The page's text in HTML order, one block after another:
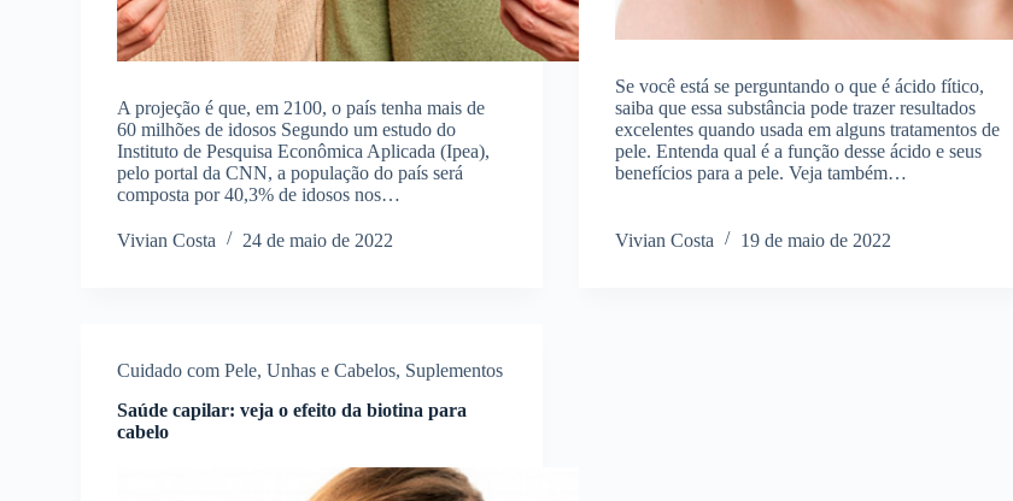
A projeção é que, em 2100, o país tenha mais de
60 milhões de idosos Segundo um estudo do
Instituto de Pesquisa Econômica Aplicada (Ipea),
pelo portal da CNN, a população do país será
composta por 40,3% de idosos nos…
Vivian Costa 24 de maio de 2022
Se você está se perguntando o que é ácido fítico,
saiba que essa substância pode trazer resultados
excelentes quando usada em alguns tratamentos de
pele. Entenda qual é a função desse ácido e seus
benefícios para a pele. Veja também…
Vivian Costa 19 de maio de 2022
Cuidado com Pele, Unhas e Cabelos, Suplementos
Saúde capilar: veja o efeito da biotina para
cabelo